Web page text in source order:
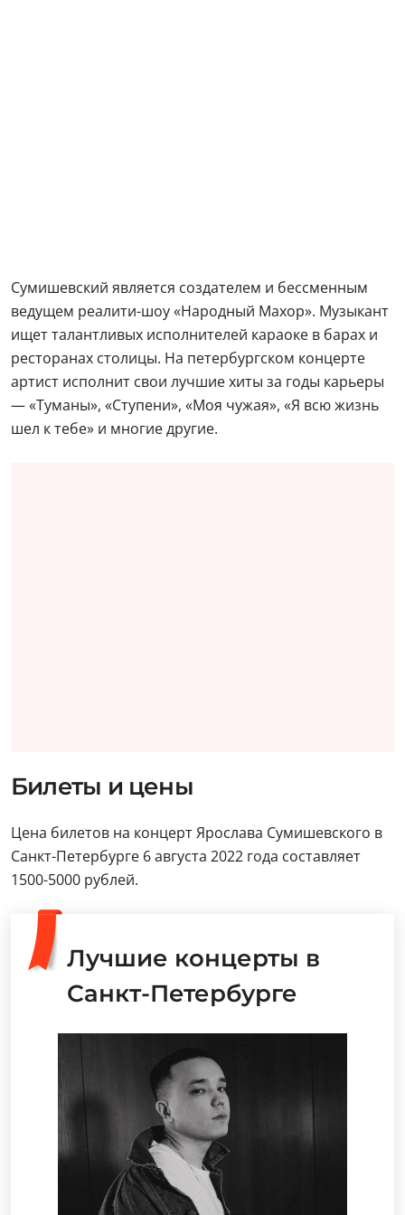
Сумишевский является создателем и бессменным
ведущем реалити-шоу «Народный Махор». Музыкант
ищет талантливых исполнителей караоке в барах и
ресторанах столицы. На петербургском концерте
артист исполнит свои лучшие хиты за годы карьеры
— «Туманы», «Ступени», «Моя чужая», «Я всю жизнь
шел к тебе» и многие другие.
Билеты и цены
Цена билетов на концерт Ярослава Сумишевского в
Санкт-Петербурге 6 августа 2022 года составляет
1500-5000 рублей.
Лучшие концерты в
Санкт-Петербурге